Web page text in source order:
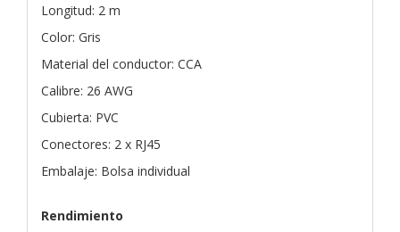
Longitud: 2 m
Color: Gris
Material del conductor: CCA
Calibre: 26 AWG
Cubierta: PVC
Conectores: 2 x RJ45
Embalaje: Bolsa individual
Rendimiento